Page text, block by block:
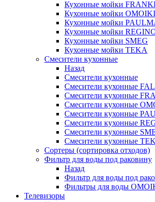
Кухонные мойки
Кухонные мойки
Кухонные мойки
Кухонные мойки
Кухонные мойки SMEG
Кухонные мойки TEKA
Смесители кухонные
Назад
Смесители кухонные
Смесители кухонные
Смесители кухонные
Смесители кухонные
Смесители кухонные
Смесители кухонные
Смесители кухонные
Смесители кухонные
Сортеры (сортировка отходов)
Фильтр для воды под раковину
Назад
Фильтр для воды под
Фильтры для воды
Телевизоры